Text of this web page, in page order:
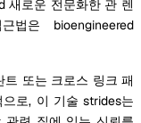
새로운 전문화한 관 렌
법은 bioengineered
또는 크로스 링크 패
로, 이 기술 strides는